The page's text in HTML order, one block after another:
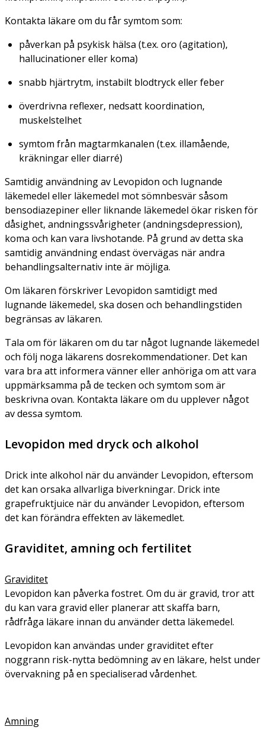
Kontakta läkare om du får symtom som:
påverkan på psykisk hälsa (t.ex. oro (agitation),
hallucinationer eller koma)
snabb hjärtrytm, instabilt blodtryck eller feber
överdrivna reflexer, nedsatt koordination,
muskelstelhet
symtom från magtarmkanalen (t.ex. illamående,
kräkningar eller diarré)
Samtidig användning av Levopidon och lugnande
läkemedel eller läkemedel mot sömnbesvär såsom
bensodiazepiner eller liknande läkemedel ökar risken för
dåsighet, andningssvårigheter (andningsdepression),
koma och kan vara livshotande. På grund av detta ska
samtidig användning endast övervägas när andra
behandlingsalternativ inte är möjliga.
Om läkaren förskriver Levopidon samtidigt med
lugnande läkemedel, ska dosen och behandlingstiden
begränsas av läkaren.
Tala om för läkaren om du tar något lugnande läkemedel
och följ noga läkarens dosrekommendationer. Det kan
vara bra att informera vänner eller anhöriga om att vara
uppmärksamma på de tecken och symtom som är
beskrivna ovan. Kontakta läkare om du upplever något
av dessa symtom.
Levopidon med dryck och alkohol
Drick inte alkohol när du använder Levopidon, eftersom
det kan orsaka allvarliga biverkningar. Drick inte
grapefruktjuice när du använder Levopidon, eftersom
det kan förändra effekten av läkemedlet.
Graviditet, amning och fertilitet
Graviditet
Levopidon kan påverka fostret. Om du är gravid, tror att
du kan vara gravid eller planerar att skaffa barn,
rådfråga läkare innan du använder detta läkemedel.
Levopidon kan användas under graviditet efter
noggrann risk-nytta bedömning av en läkare, helst under
övervakning på en specialiserad vårdenhet.
Amning